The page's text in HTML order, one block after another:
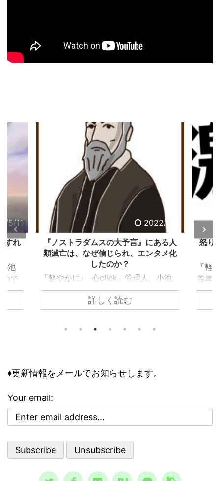
5/11
すれ
池
ので
れ
、ど
周囲
には
いる
2022/5/2
『ノストラダムスの大予言』にある人
類滅亡は、なぜ信じられ、エンタメ化
したのか？
「軽やかに♪ 心click」管理人、小池
義孝です。今回は、子供の頃にあった
『ノストラダムスの大予言』につい
て、お話しします。 子供の頃、ノス
でした。 けれどもそこには、人類滅
奇妙な空気も存在していました。 ノ
ストラダムスの大予言は、エンタメと
して親しまれた ノストラダムスの大予
スが日本 ...
詳しく読む
怒り
「軽
義孝
いて
合理
♦更新情報をメールでお知らせします。
Your email: